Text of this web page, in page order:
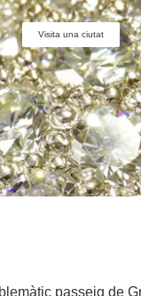
Visita una ciutat
passeig de